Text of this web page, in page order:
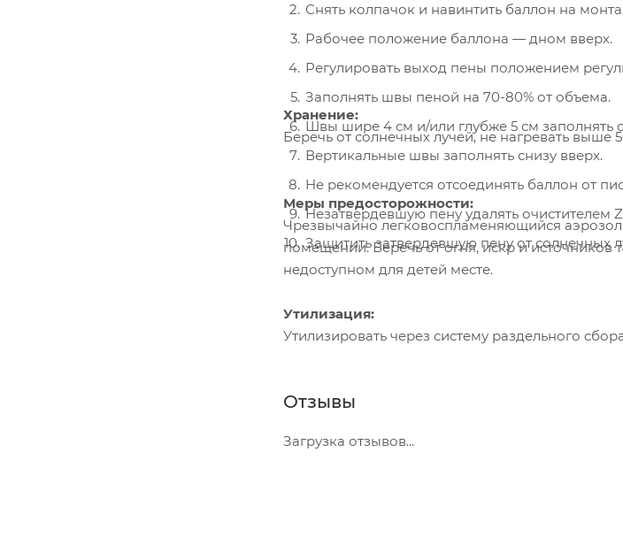
Снять колпачок и навинтить баллон на
Рабочее положение баллона — дном вверх.
Регулировать выход пены положением
Заполнять швы пеной на 70-80% от объема.
Швы шире 4 см и/или глубже 5 см заполнять
Вертикальные швы заполнять снизу вверх.
Не рекомендуется отсоединять баллон от
Незатвердевшую пену удалять очистителем
Защитить затвердевшую пену от солнечных
Хранение:
Беречь от солнечных лучей, не нагревать выше
Меры предосторожности:
Чрезвычайно легковоспламеняющийся
помещении. Беречь от огня, искр и источников
недоступном для детей месте.
Утилизация:
Утилизировать через систему раздельного
Отзывы
Загрузка отзывов...